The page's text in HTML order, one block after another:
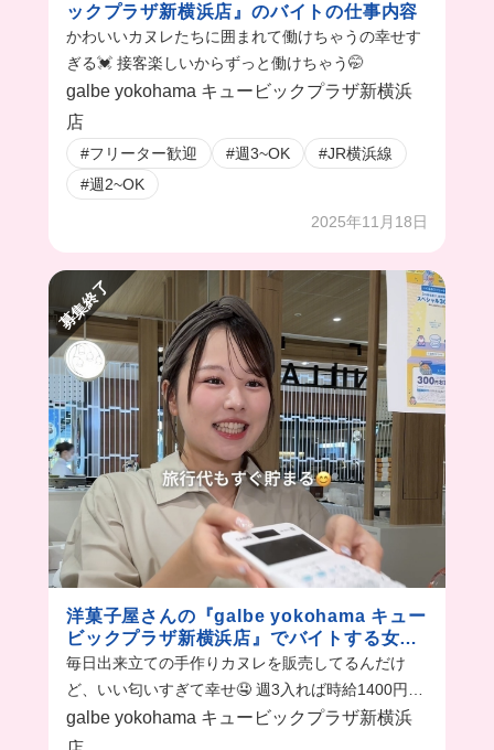
ックプラザ新横浜店』のバイトの仕事内容
かわいいカヌレたちに囲まれて働けちゃうの幸せす
ぎる💓 接客楽しいからずっと働けちゃう🤭
galbe yokohama キュービックプラザ新横浜
店
#フリーター歓迎 #週3~OK
#JR横浜線
#週2~OK
2025年11月18日
募集終了
洋菓子屋さんの『galbe yokohama キュー
ビックプラザ新横浜店』でバイトする女の
１日
毎日出来立ての手作りカヌレを販売してるんだけ
ど、いい匂いすぎて幸せ🤤 週3入れば時給1400円だ
から、高時給でおしゃれにバイトできちゃう😳
galbe yokohama キュービックプラザ新横浜